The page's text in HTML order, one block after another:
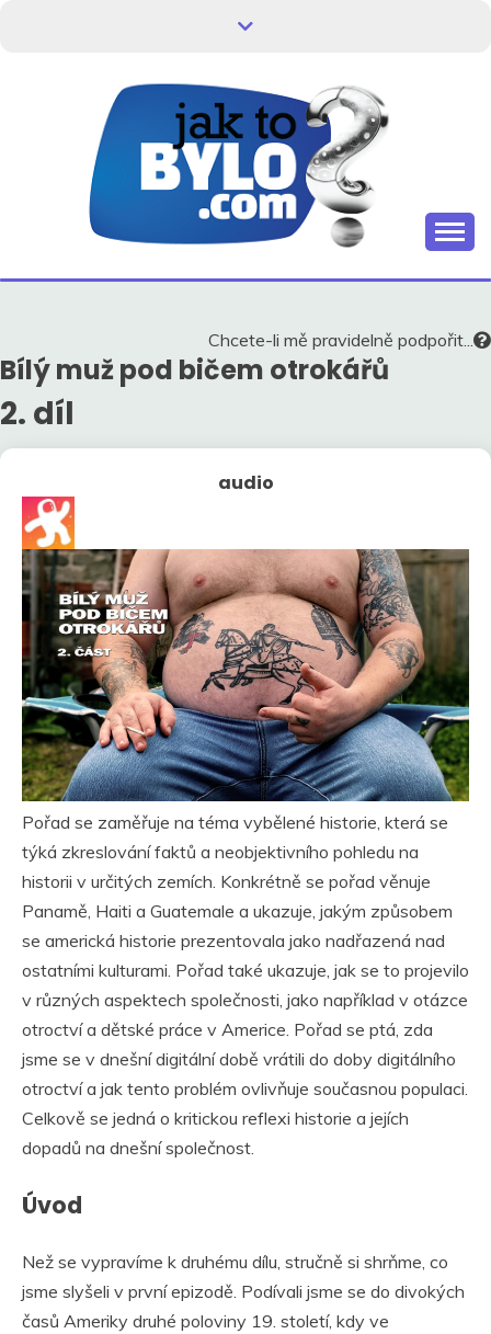
HISTORIE V
SOUVISLOSTECH
Chcete-li mě pravidelně podpořit...
Bílý muž pod bičem otrokářů
2. díl
audio
Pořad se zaměřuje na téma vybělené historie, která se
týká zkreslování faktů a neobjektivního pohledu na
historii v určitých zemích. Konkrétně se pořad věnuje
Panamě, Haiti a Guatemale a ukazuje, jakým způsobem
se americká historie prezentovala jako nadřazená nad
ostatními kulturami. Pořad také ukazuje, jak se to projevilo
v různých aspektech společnosti, jako například v otázce
otroctví a dětské práce v Americe. Pořad se ptá, zda
jsme se v dnešní digitální době vrátili do doby digitálního
otroctví a jak tento problém ovlivňuje současnou populaci.
Celkově se jedná o kritickou reflexi historie a jejích
dopadů na dnešní společnost.
Úvod
Než se vypravíme k druhému dílu, stručně si shrňme, co
jsme slyšeli v první epizodě. Podívali jsme se do divokých
časů Ameriky druhé poloviny 19. století, kdy ve